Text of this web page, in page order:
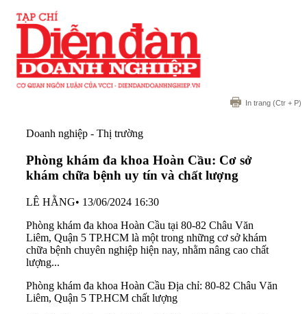
In trang (Ctr + P)
Doanh nghiệp - Thị trường
Phòng khám đa khoa Hoàn Cầu: Cơ sở
khám chữa bệnh uy tín và chất lượng
LÊ HẰNG• 13/06/2024 16:30
Phòng khám đa khoa Hoàn Cầu tại 80-82 Châu Văn
Liêm, Quận 5 TP.HCM là một trong những cơ sở khám
chữa bệnh chuyên nghiệp hiện nay, nhằm nâng cao chất
lượng...
Phòng khám đa khoa Hoàn Cầu Địa chỉ: 80-82 Châu Văn
Liêm, Quận 5 TP.HCM chất lượng